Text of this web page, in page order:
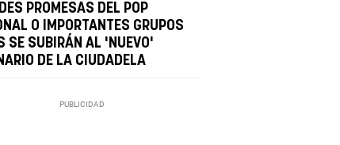
PROMESAS DEL POP
O IMPORTANTES GRUPOS
SE SUBIRÁN AL 'NUEVO'
DE LA CIUDADELA